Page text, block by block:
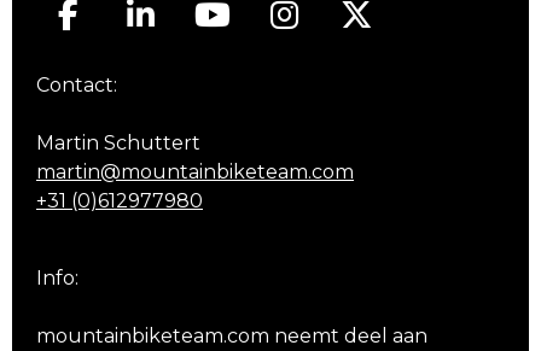
Contact:
Martin Schuttert
martin@mountainbiketeam.com
+31 (0)612977980
Info:
mountainbiketeam.com neemt deel aan